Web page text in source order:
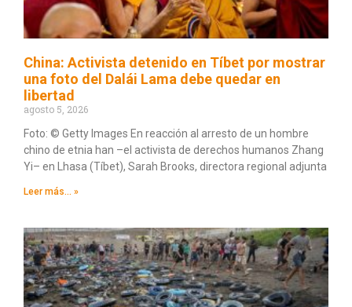
China: Activista detenido en Tíbet por mostrar
una foto del Dalái Lama debe quedar en
libertad
agosto 5, 2026
Foto: © Getty Images En reacción al arresto de un hombre
chino de etnia han –el activista de derechos humanos Zhang
Yi– en Lhasa (Tíbet), Sarah Brooks, directora regional adjunta
Leer más... »